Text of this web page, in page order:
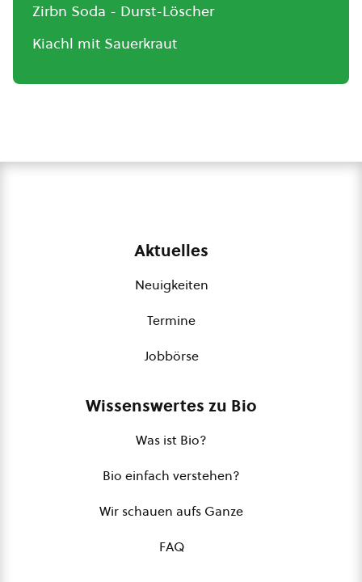
Zirbn Soda - Durst-Löscher
Kiachl mit Sauerkraut
Aktuelles
Neuigkeiten
Termine
Jobbörse
Wissenswertes zu Bio
Was ist Bio?
Bio einfach verstehen?
Wir schauen aufs Ganze
FAQ